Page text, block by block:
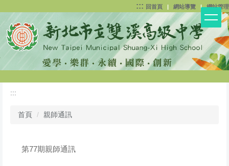
主
要
內
區
::: 回首頁 | 網站導覽 |網站管理
:::
首頁 親師通訊
第77期親師通訊